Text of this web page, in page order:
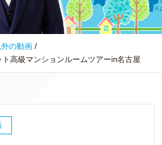
の動画 /
ト高級マンションルームツアーin名古屋